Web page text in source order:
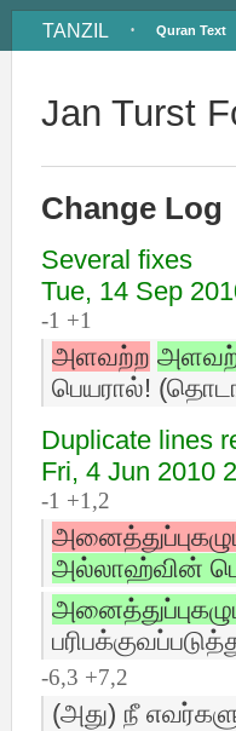
TANZIL • Quran Text
Jan Turst
Change Log
Several fixes
Tue, 14 Sep
-1 +1
அளவற்ற
பெயரால்!
Duplicate lines
Fri, 4 Jun 2010
-1 +1,2
அல்லாஹ்வின்
-6,3 +7,2
(அது) நீ